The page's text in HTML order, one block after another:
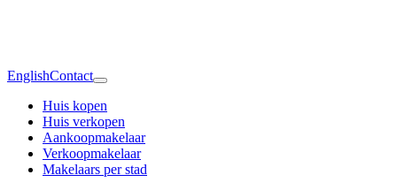
EnglishContact
Huis kopen
Huis verkopen
Aankoopmakelaar
Verkoopmakelaar
Makelaars per stad